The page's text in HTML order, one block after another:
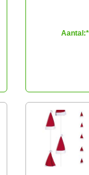
Aantal:*